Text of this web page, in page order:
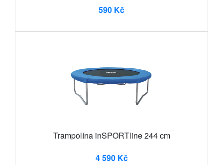
590 Kč
Trampolína inSPORTline 244 cm
4 590 Kč